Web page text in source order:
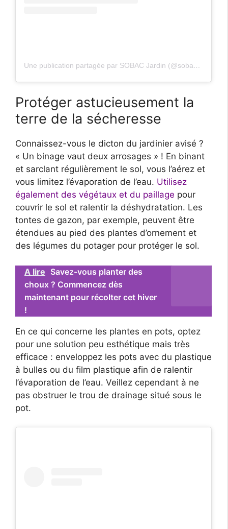
Une publication partagée par SOBAC Jardin (@sobac_jardin)
Protéger astucieusement la
terre de la sécheresse
Connaissez-vous le dicton du jardinier avisé ?
« Un binage vaut deux arrosages » ! En binant
et sarclant régulièrement le sol, vous l’aérez et
vous limitez l’évaporation de l’eau. Utilisez
également des végétaux et du paillage pour
couvrir le sol et ralentir la déshydratation. Les
tontes de gazon, par exemple, peuvent être
étendues au pied des plantes d’ornement et
des légumes du potager pour protéger le sol.
A lire Savez-vous planter des
choux ? Commencez dès
maintenant pour récolter cet hiver
!
En ce qui concerne les plantes en pots, optez
pour une solution peu esthétique mais très
efficace : enveloppez les pots avec du plastique
à bulles ou du film plastique afin de ralentir
l’évaporation de l’eau. Veillez cependant à ne
pas obstruer le trou de drainage situé sous le
pot.